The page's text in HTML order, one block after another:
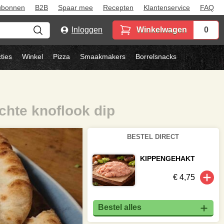
B2B Spaar mee Recepten Klantenservice FAQ
Inloggen Winkelwagen 0
Winkel Pizza Smaakmakers Borrelsnacks
knoflook dip
BESTEL DIRECT
KIPPENGEHAKT
€ 4,75
Bestel alles